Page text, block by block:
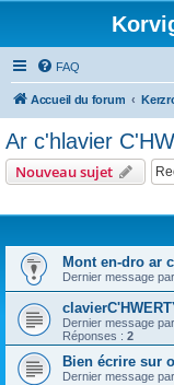
FAQ
Accueil du forum
Ar c'hlavier
Nouveau sujet
Mont en-dro ar
Dernier message par
Dernier message par
Réponses : 2
Bien écrire sur
Dernier message par